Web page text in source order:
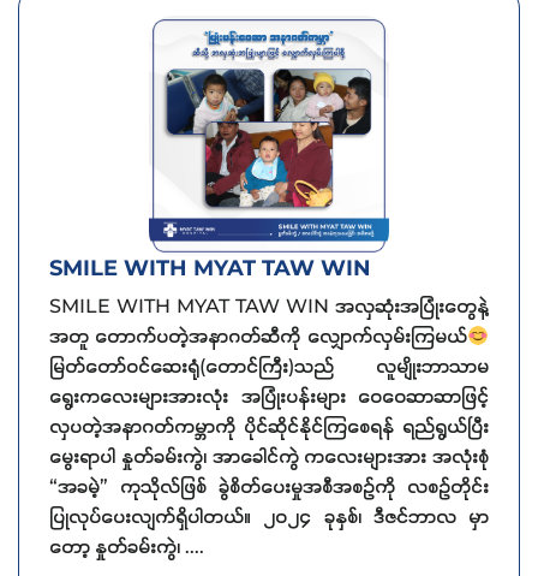
SMILE WITH MYAT TAW WIN
SMILE WITH MYAT TAW WIN အလှဆုံးအပြုံးတွေနဲ့
အတူ တောက်ပတဲ့အနာဂတ်ဆီကို လျှောက်လှမ်းကြမယ်
မြတ်တော်ဝင်ဆေးရုံ(တောင်ကြီး)သည် လူမျိုးဘာသာမ
ရွေးကလေးများအားလုံး အပြုံးပန်းများ ဝေဝေဆာဆာဖြင့်
လှပတဲ့အနာဂတ်ကမ္ဘာကို ပိုင်ဆိုင်နိုင်ကြစေရန် ရည်ရွယ်ပြီး
မွေးရာပါ နှုတ်ခမ်းကွဲ၊ အာခေါင်ကွဲ ကလေးများအား အလုံးစုံ
“အခမဲ့” ကုသိုလ်ဖြစ် ခွဲစိတ်ပေးမှုအစီအစဉ်ကို လစဉ်တိုင်း
ပြုလုပ်ပေးလျက်ရှိပါတယ်။ ၂၀၂၄ ခုနှစ်၊ ဒီဇင်ဘာလ မှာ
တော့ နှုတ်ခမ်းကွဲ၊ ....